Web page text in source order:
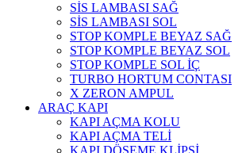
SİS LAMBASI SAĞ
SİS LAMBASI SOL
STOP KOMPLE BEYAZ SAĞ
STOP KOMPLE BEYAZ SOL
STOP KOMPLE SOL İÇ
TURBO HORTUM CONTASI
X ZERON AMPUL
ARAÇ KAPI
KAPI AÇMA KOLU
KAPI AÇMA TELİ